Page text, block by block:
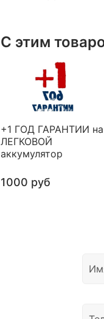
С этим
+1 ГОД ГАРАНТИИ на
ЛЕГКОВОЙ
аккумулятор
1000 руб